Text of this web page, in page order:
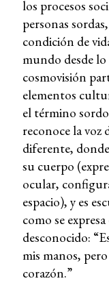
los procesos
personas
condición de
mundo desde
cosmovisión
elementos
el término
reconoce la voz
diferente, donde
su cuerpo
ocular,
espacio), y es
como se
desconocido:
mis manos,
corazón.”